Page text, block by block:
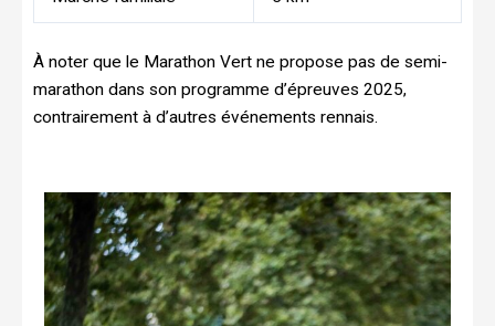
À noter que le Marathon Vert ne propose pas de semi-
marathon dans son programme d’épreuves 2025,
contrairement à d’autres événements rennais.